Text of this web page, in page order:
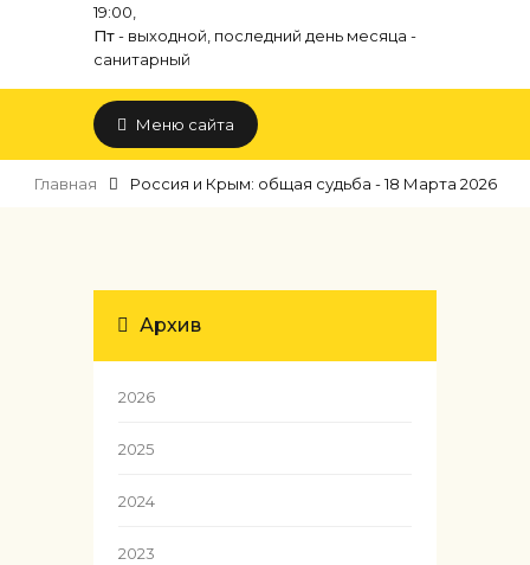
19:00,
Пт- выходной, последний день месяца -
санитарный
Меню сайта
Главная Россия и Крым: общая судьба - 18 Марта 2026
Архив
2026
2025
2024
2023